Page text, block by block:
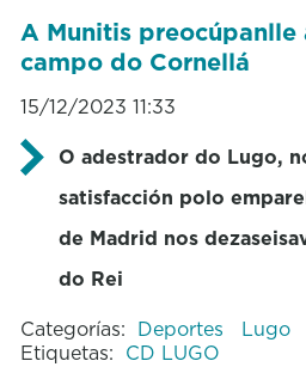
A Munitis preocúpanlle
campo do Cornellá
15/12/2023 11:33
O adestrador do Lugo,
satisfacción polo
de Madrid nos
do Rei
Categorías: Deportes Lugo
Etiquetas: CD LUGO